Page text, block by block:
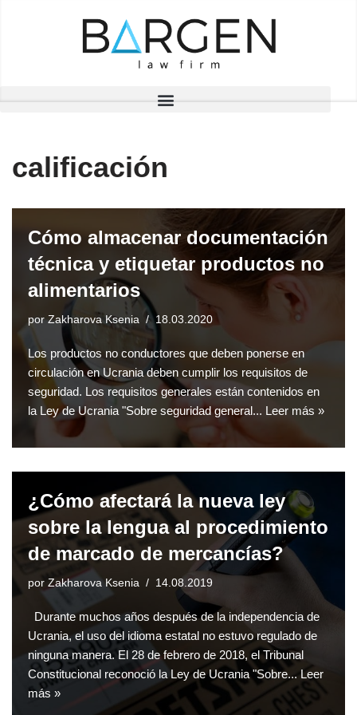
calificación
Cómo almacenar documentación
técnica y etiquetar productos no
alimentarios
porZakharova Ksenia 18.03.2020
Los productos no conductores que deben ponerse en
circulación en Ucrania deben cumplir los requisitos de
seguridad. Los requisitos generales están contenidos en
la Ley de Ucrania "Sobre seguridad general... Leer más »
¿Cómo afectará la nueva ley
sobre la lengua al procedimiento
de marcado de mercancías?
por Zakharova Ksenia 14.08.2019
Durante muchos años después de la independencia de
Ucrania, el uso del idioma estatal no estuvo regulado de
ninguna manera. El 28 de febrero de 2018, el Tribunal
Constitucional reconoció la Ley de Ucrania "Sobre... Leer
más »